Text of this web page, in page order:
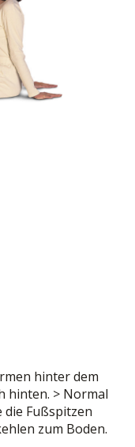
hinter dem
hinten. > Normal
die Fußspitzen
zum Boden.